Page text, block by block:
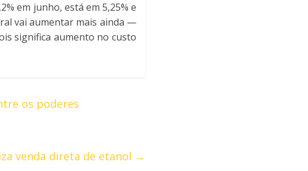
em junho, está em 5,25% e
vai aumentar mais ainda —
significa aumento no custo
os poderes
venda direta de etanol →